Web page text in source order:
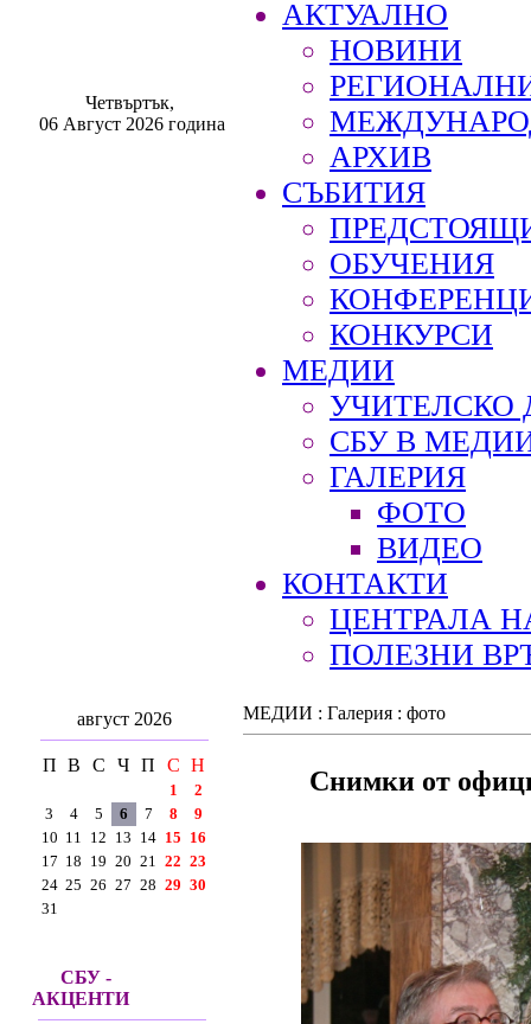
Четвъртък,
06 Август 2026 година
АКТУАЛНО
НОВИНИ
АРХИВ
СЪБИТИЯ
ОБУЧЕНИЯ
КОНКУРСИ
МЕДИИ
УЧИТЕЛСКО
СБУ В
ГАЛЕРИЯ
ФОТО
ВИДЕО
КОНТАКТИ
ЦЕНТРАЛА
ПОЛЕЗНИ
август 2026
П В С Ч П С Н
1
2
3
4 5 6 7 8
9
10 11 12 13 14 15 16
17 18 19 20 21 22 23
24 25 26 27 28 29 30
31
СБУ -
АКЦЕНТИ
МЕДИИ : Галерия : фото
Снимки от